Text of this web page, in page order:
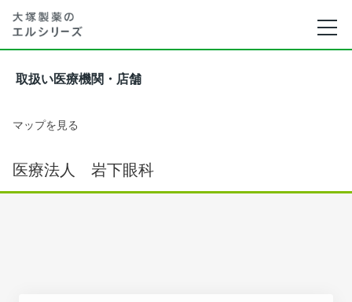
取扱い医療機関・店舗
マップを見る
医療法人 岩下眼科